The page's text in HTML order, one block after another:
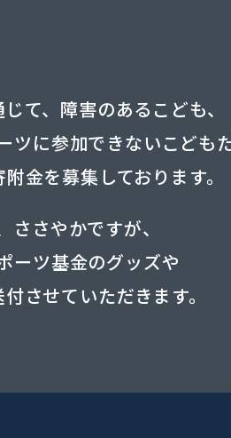
て、 障害のあるこども、
ツに参加できないこども
金を募集しております。
ささやかですが、
ーツ基金のグッズや
付させていただきます。